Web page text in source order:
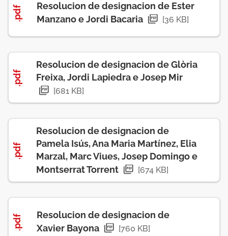
.pdf
Resolucion de designacion de Ester
Manzano e Jordi Bacaria
[36 KB]
.pdf
Resolucion de designacion de Glòria
Freixa, Jordi Lapiedra e Josep Mir
[681 KB]
.pdf
Resolucion de designacion de
Pamela Isús, Ana Maria Martínez, Elia
Marzal, Marc Viues, Josep Domingo e
Montserrat Torrent
[674 KB]
.pdf
Resolucion de designacion de
Xavier Bayona
[760 KB]